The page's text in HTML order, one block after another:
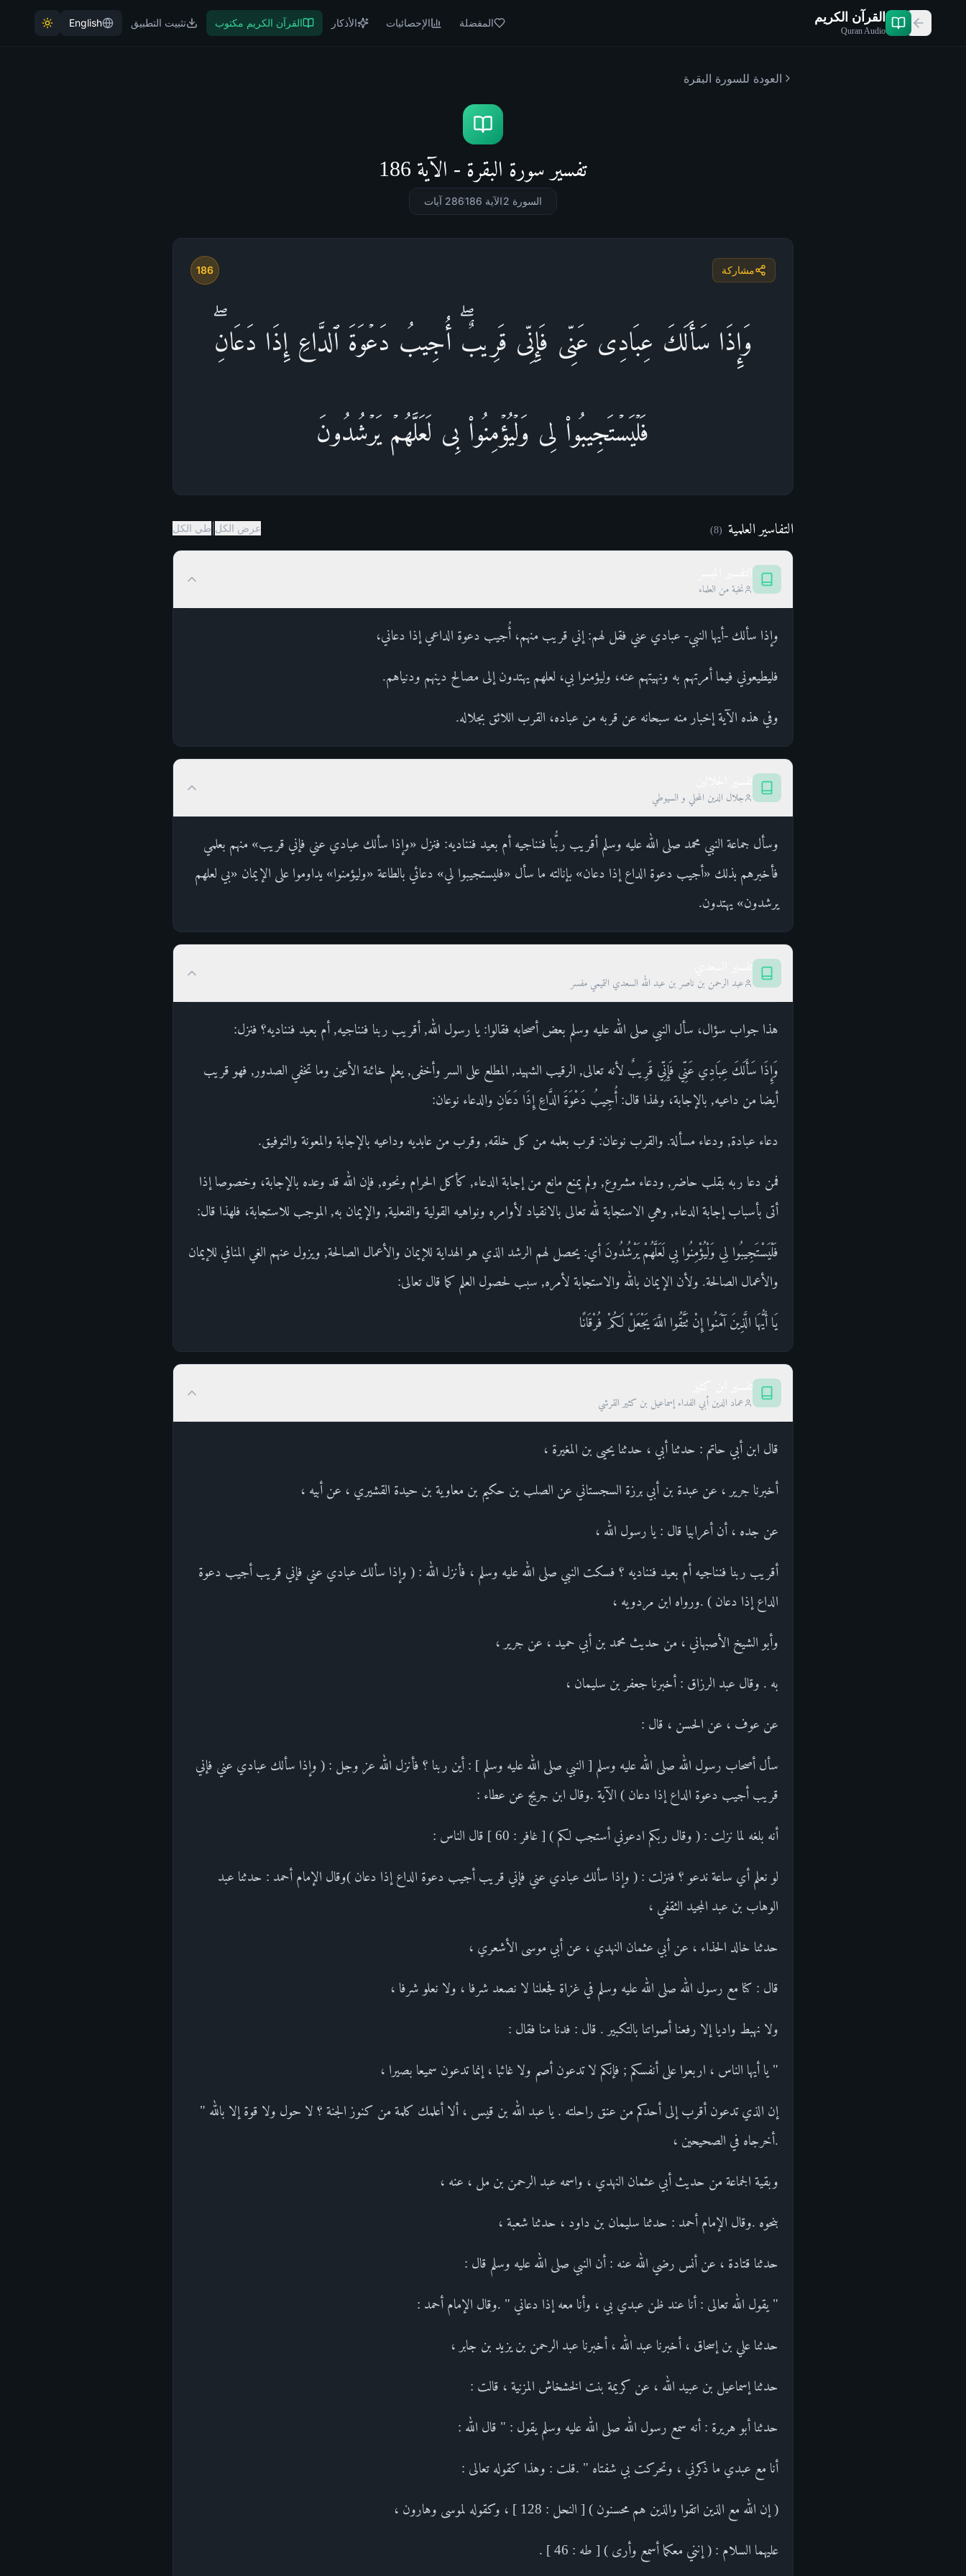
القرآن الكريم
Quran Audio
المفضلة الإحصائيات الأذكار القرآن الكريم مكتوب تثبيت التطبيق English
العودة للسورة البقرة
تفسير سورة البقرة - الآية 186
السورة 2 الآية 186 286 آيات
مشاركة 186
وَإِذَا سَأَلَكَ عِبَادِی عَنِّی فَإِنِّی قَرِیبٌۖ أُجِیبُ دَعۡوَةَ ٱلدَّاعِ إِذَا دَعَانِۖ
فَلۡیَسۡتَجِیبُوا۟ لِی وَلۡیُؤۡمِنُوا۟ بِی لَعَلَّهُمۡ یَرۡشُدُونَ
التفاسير العلمية (
8
) عرض الكل طي الكل
نخبة من العلماء
وإذا سألك -أيها النبي- عبادي عني فقل لهم: إني قريب منهم، أُجيب دعوة الداعي إذا دعاني،
فليطيعوني فيما أمرتهم به ونهيتهم عنه، وليؤمنوا بي، لعلهم يهتدون إلى مصالح دينهم ودنياهم.
وفي هذه الآية إخبار منه سبحانه عن قربه من عباده، القرب اللائق بجلاله.
جلال الدين المحلي و السيوطي
وسأل جماعة النبي محمد صلى الله عليه وسلم أقريب ربُّنا فنناجيه أم بعيد فنناديه: فنزل «وإذا سألك عبادي عني فإني قريب» منهم بعلمي
فأخبرهم بذلك «أجيب دعوة الداع إذا دعان» بإنالته ما سأل «فليستجيبوا لي» دعائي بالطاعة «وليؤمنوا» يداوموا على الإيمان «بي لعلهم
يرشدون» يهتدون.
عبد الرحمن بن ناصر بن عبد الله السعدي التميمي مفسر
هذا جواب سؤال، سأل النبي صلى الله عليه وسلم بعض أصحابه فقالوا: يا رسول الله, أقريب ربنا فنناجيه, أم بعيد فنناديه؟ فنزل:
وَإِذَا سَأَلَكَ عِبَادِي عَنِّي فَإِنِّي قَرِيبٌ لأنه تعالى, الرقيب الشهيد, المطلع على السر وأخفى, يعلم خائنة الأعين وما تخفي الصدور, فهو قريب
أيضا من داعيه, بالإجابة، ولهذا قال: أُجِيبُ دَعْوَةَ الدَّاعِ إِذَا دَعَانِ والدعاء نوعان:
دعاء عبادة, ودعاء مسألة. والقرب نوعان: قرب بعلمه من كل خلقه, وقرب من عابديه وداعيه بالإجابة والمعونة والتوفيق.
فمن دعا ربه بقلب حاضر, ودعاء مشروع, ولم يمنع مانع من إجابة الدعاء, كأكل الحرام ونحوه, فإن الله قد وعده بالإجابة، وخصوصا إذا
أتى بأسباب إجابة الدعاء, وهي الاستجابة لله تعالى بالانقياد لأوامره ونواهيه القولية والفعلية, والإيمان به, الموجب للاستجابة، فلهذا قال:
فَلْيَسْتَجِيبُوا لِي وَلْيُؤْمِنُوا بِي لَعَلَّهُمْ يَرْشُدُونَ أي: يحصل لهم الرشد الذي هو الهداية للإيمان والأعمال الصالحة, ويزول عنهم الغي المنافي للإيمان
والأعمال الصالحة. ولأن الإيمان بالله والاستجابة لأمره, سبب لحصول العلم كما قال تعالى:
يَا أَيُّهَا الَّذِينَ آمَنُوا إِنْ تَتَّقُوا اللَّهَ يَجْعَلْ لَكُمْ فُرْقَانًا
عماد الدين أبي الفداء إسماعيل بن كثير القرشي
قال ابن أبي حاتم : حدثنا أبي ، حدثنا يحيى بن المغيرة ،
أخبرنا جرير ، عن عبدة بن أبي برزة السجستاني عن الصلب بن حكيم بن معاوية بن حيدة القشيري ، عن أبيه ،
عن جده ، أن أعرابيا قال : يا رسول الله ،
أقريب ربنا فنناجيه أم بعيد فنناديه ؟ فسكت النبي صلى الله عليه وسلم ، فأنزل الله : ( وإذا سألك عبادي عني فإني قريب أجيب دعوة
الداع إذا دعان ) .ورواه ابن مردويه ،
وأبو الشيخ الأصبهاني ، من حديث محمد بن أبي حميد ، عن جرير ،
به . وقال عبد الرزاق : أخبرنا جعفر بن سليمان ،
عن عوف ، عن الحسن ، قال :
سأل أصحاب رسول الله صلى الله عليه وسلم [ النبي صلى الله عليه وسلم ] : أين ربنا ؟ فأنزل الله عز وجل : ( وإذا سألك عبادي عني فإني
قريب أجيب دعوة الداع إذا دعان ) الآية .وقال ابن جريج عن عطاء :
أنه بلغه لما نزلت : ( وقال ربكم ادعوني أستجب لكم ) [ غافر : 60 ] قال الناس :
لو نعلم أي ساعة ندعو ؟ فنزلت : ( وإذا سألك عبادي عني فإني قريب أجيب دعوة الداع إذا دعان )وقال الإمام أحمد : حدثنا عبد
الوهاب بن عبد المجيد الثقفي ،
حدثنا خالد الحذاء ، عن أبي عثمان النهدي ، عن أبي موسى الأشعري ،
قال : كنا مع رسول الله صلى الله عليه وسلم في غزاة فجعلنا لا نصعد شرفا ، ولا نعلو شرفا ،
ولا نهبط واديا إلا رفعنا أصواتنا بالتكبير . قال : فدنا منا فقال :
" يا أيها الناس ، اربعوا على أنفسكم ; فإنكم لا تدعون أصم ولا غائبا ، إنما تدعون سميعا بصيرا ،
إن الذي تدعون أقرب إلى أحدكم من عنق راحلته . يا عبد الله بن قيس ، ألا أعلمك كلمة من كنوز الجنة ؟ لا حول ولا قوة إلا بالله "
.أخرجاه في الصحيحين ،
وبقية الجماعة من حديث أبي عثمان النهدي ، واسمه عبد الرحمن بن مل ، عنه ،
بنحوه .وقال الإمام أحمد : حدثنا سليمان بن داود ، حدثنا شعبة ،
حدثنا قتادة ، عن أنس رضي الله عنه : أن النبي صلى الله عليه وسلم قال :
" يقول الله تعالى : أنا عند ظن عبدي بي ، وأنا معه إذا دعاني " .وقال الإمام أحمد :
حدثنا علي بن إسحاق ، أخبرنا عبد الله ، أخبرنا عبد الرحمن بن يزيد بن جابر ،
حدثنا إسماعيل بن عبيد الله ، عن كريمة بنت الخشخاش المزنية ، قالت :
حدثنا أبو هريرة : أنه سمع رسول الله صلى الله عليه وسلم يقول : " قال الله :
أنا مع عبدي ما ذكرني ، وتحركت بي شفتاه " .قلت : وهذا كقوله تعالى :
( إن الله مع الذين اتقوا والذين هم محسنون ) [ النحل : 128 ] ، وكقوله لموسى وهارون ،
عليهما السلام : ( إنني معكما أسمع وأرى ) [ طه : 46 ] .